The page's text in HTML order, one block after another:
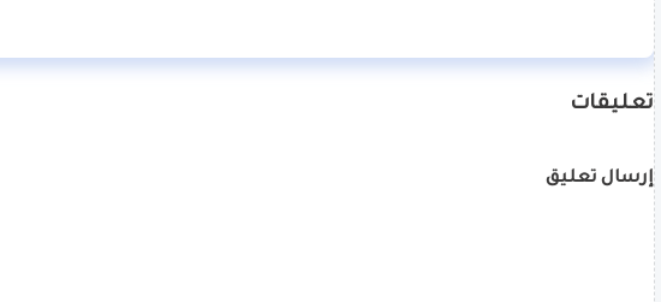
تعليقات
إرسال تعليق